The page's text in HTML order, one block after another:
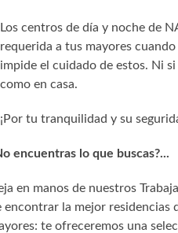
Los centros de día y noche de
requerida a tus mayores
impide el cuidado de estos. Ni
como en casa.
¡Por tu tranquilidad y su
encuentras lo que buscas?...
en manos de nuestros
encontrar la mejor residencias
te ofreceremos una